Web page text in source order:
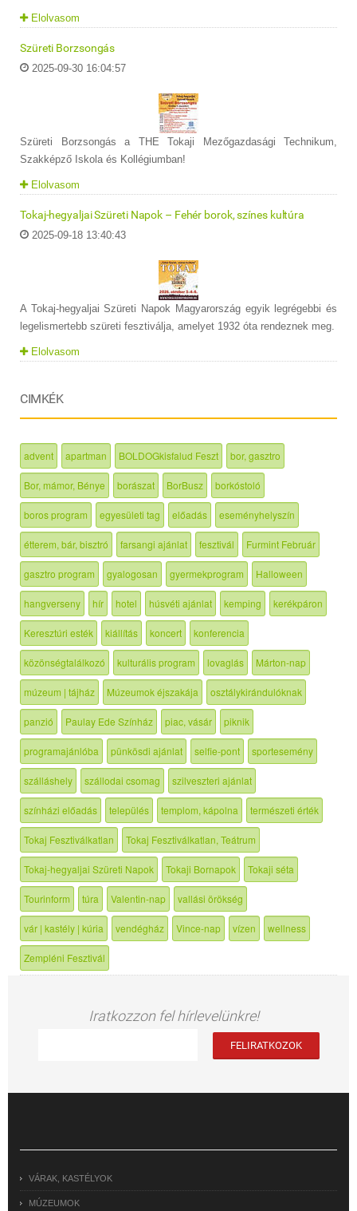
Elolvasom
Szüreti Borzsongás
2025-09-30 16:04:57
Szüreti Borzsongás a THE Tokaji Mezőgazdasági Technikum,
Szakképző Iskola és Kollégiumban!
Elolvasom
Tokaj-hegyaljai Szüreti Napok – Fehér borok, színes kultúra
2025-09-18 13:40:43
A Tokaj-hegyaljai Szüreti Napok Magyarország egyik legrégebbi és
legelismertebb szüreti fesztiválja, amelyet 1932 óta rendeznek meg.
Elolvasom
CIMKÉK
advent apartman BOLDOGkisfalud Feszt bor, gasztro
Bor, mámor, Bénye borászat BorBusz borkóstoló
boros program egyesületi tag előadás eseményhelyszín
étterem, bár, bisztró farsangi ajánlat fesztivál Furmint Február
gasztro program gyalogosan gyermekprogram Halloween
hangverseny hír hotel húsvéti ajánlat kemping kerékpáron
Keresztúri esték kiállítás koncert konferencia
közönségtalálkozó kulturális program lovaglás Márton-nap
múzeum | tájház Múzeumok éjszakája osztálykirándulóknak
panzió Paulay Ede Színház piac, vásár piknik
programajánlóba pünkösdi ajánlat selfie-pont sportesemény
szálláshely szállodai csomag szilveszteri ajánlat
színházi előadás település templom, kápolna természeti érték
Tokaj Fesztiválkatlan Tokaj Fesztiválkatlan, Teátrum
Tokaj-hegyaljai Szüreti Napok Tokaji Bornapok Tokaji séta
Tourinform túra Valentin-nap vallási örökség
vár | kastély | kúria vendégház Vince-nap vízen wellness
Zempléni Fesztivál
Iratkozzon fel hírlevelünkre!
VÁRAK, KASTÉLYOK
MÚZEUMOK